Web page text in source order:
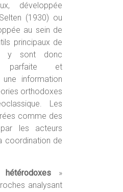
développée
(1930) ou
au sein de
principaux de
y sont donc
parfaite et
information
orthodoxes
Les
comme des
les acteurs
coordination de
hétérodoxes»
analysant